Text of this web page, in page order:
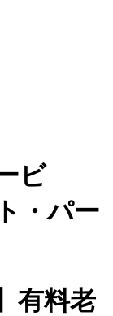
ビ
・パー
有料老